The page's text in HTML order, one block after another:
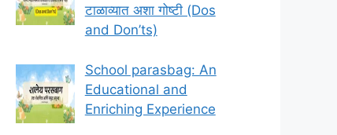
टाळाव्यात अशा गोष्टी (Dos
and Don’ts)
School parasbag: An
Educational and
Enriching Experience